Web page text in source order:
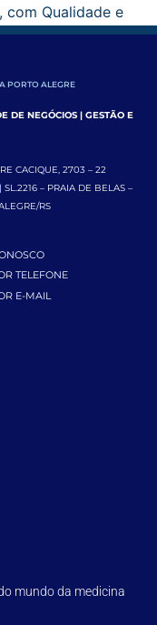
com Qualidade e
PORTO ALEGRE
DE NEGÓCIOS | GESTÃO E
CACIQUE, 2703 – 22
SL.2216 – PRAIA DE BELAS –
RS
TELEFONE
E-MAIL
mundo da medicina